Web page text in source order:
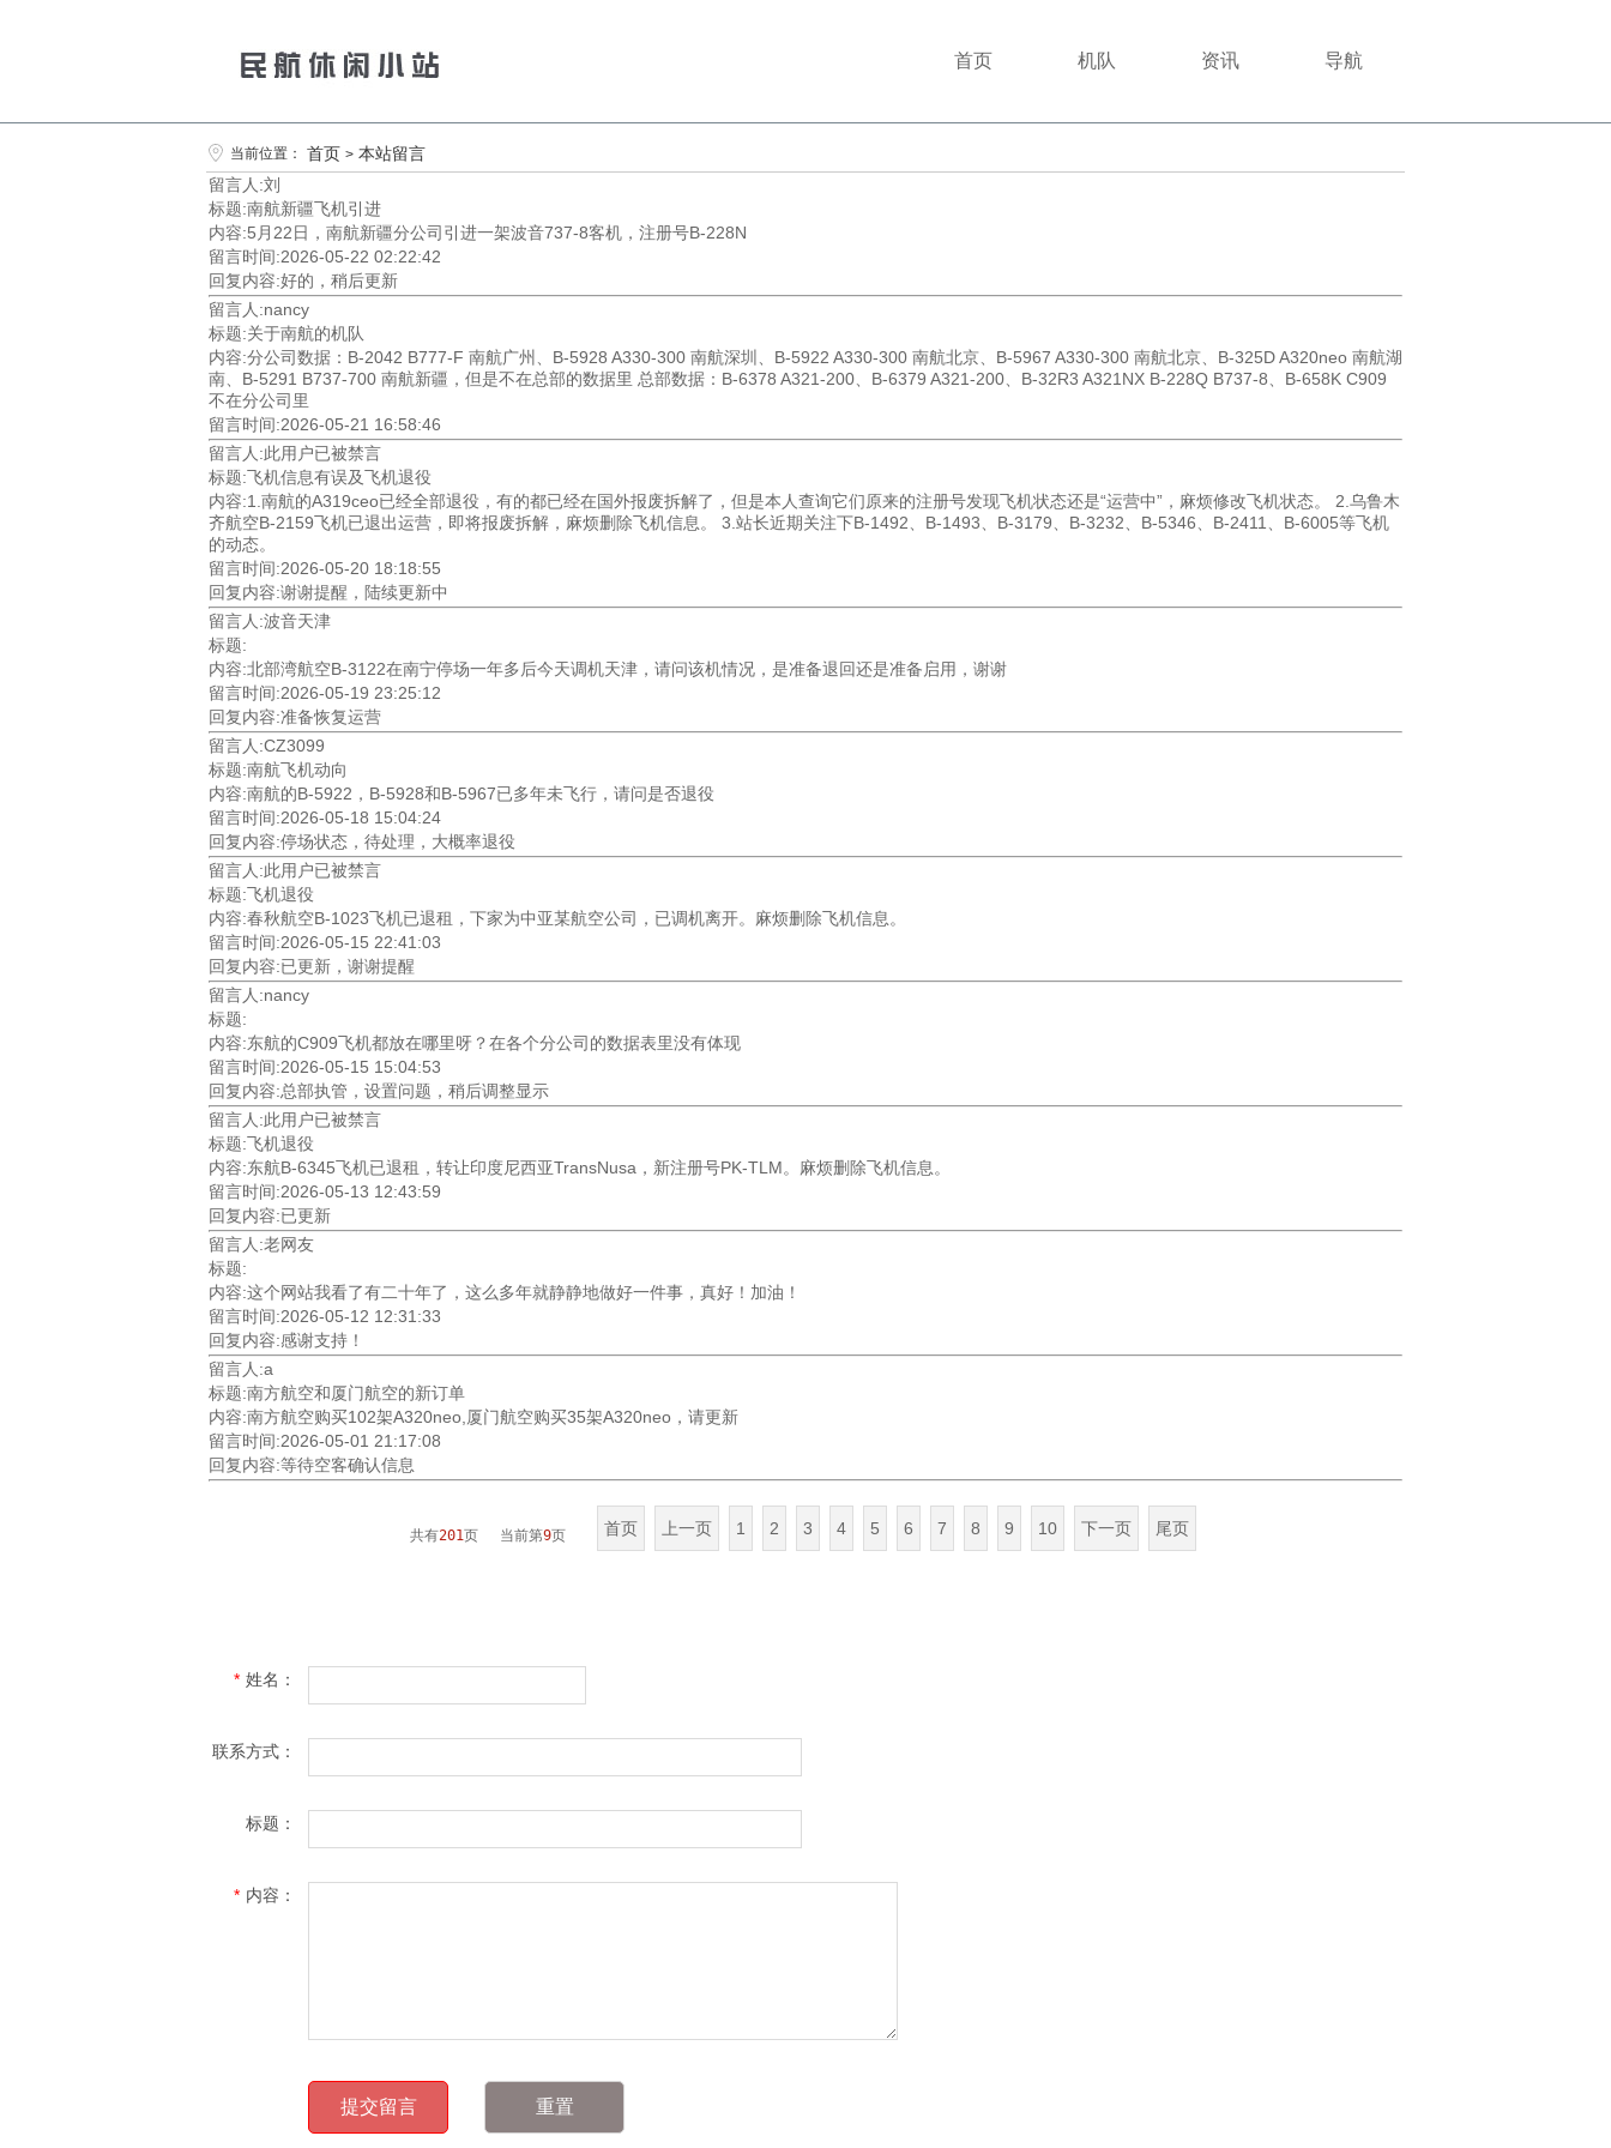
导航
资讯
机队
首页
当前位置： 首页 > 本站留言
留言人:刘
标题:南航新疆飞机引进
内容:5月22日，南航新疆分公司引进一架波音737-8客机，注册号B-228N
留言时间:2026-05-22 02:22:42
回复内容:好的，稍后更新
留言人:nancy
标题:关于南航的机队
内容:分公司数据：B-2042 B777-F 南航广州、B-5928 A330-300 南航深圳、B-5922 A330-300 南航北京、B-5967 A330-300 南航北京、B-325D A320neo 南航湖
南、B-5291 B737-700 南航新疆，但是不在总部的数据里 总部数据：B-6378 A321-200、B-6379 A321-200、B-32R3 A321NX B-228Q B737-8、B-658K C909
不在分公司里
留言时间:2026-05-21 16:58:46
留言人:此用户已被禁言
标题:飞机信息有误及飞机退役
内容:1.南航的A319ceo已经全部退役，有的都已经在国外报废拆解了，但是本人查询它们原来的注册号发现飞机状态还是“运营中”，麻烦修改飞机状态。 2.乌鲁木
齐航空B-2159飞机已退出运营，即将报废拆解，麻烦删除飞机信息。 3.站长近期关注下B-1492、B-1493、B-3179、B-3232、B-5346、B-2411、B-6005等飞机
的动态。
留言时间:2026-05-20 18:18:55
回复内容:谢谢提醒，陆续更新中
留言人:波音天津
标题:
内容:北部湾航空B-3122在南宁停场一年多后今天调机天津，请问该机情况，是准备退回还是准备启用，谢谢
留言时间:2026-05-19 23:25:12
回复内容:准备恢复运营
留言人:CZ3099
标题:南航飞机动向
内容:南航的B-5922，B-5928和B-5967已多年未飞行，请问是否退役
留言时间:2026-05-18 15:04:24
回复内容:停场状态，待处理，大概率退役
留言人:此用户已被禁言
标题:飞机退役
内容:春秋航空B-1023飞机已退租，下家为中亚某航空公司，已调机离开。麻烦删除飞机信息。
留言时间:2026-05-15 22:41:03
回复内容:已更新，谢谢提醒
留言人:nancy
标题:
内容:东航的C909飞机都放在哪里呀？在各个分公司的数据表里没有体现
留言时间:2026-05-15 15:04:53
回复内容:总部执管，设置问题，稍后调整显示
留言人:此用户已被禁言
标题:飞机退役
内容:东航B-6345飞机已退租，转让印度尼西亚TransNusa，新注册号PK-TLM。麻烦删除飞机信息。
留言时间:2026-05-13 12:43:59
回复内容:已更新
留言人:老网友
标题:
内容:这个网站我看了有二十年了，这么多年就静静地做好一件事，真好！加油！
留言时间:2026-05-12 12:31:33
回复内容:感谢支持！
留言人:a
标题:南方航空和厦门航空的新订单
内容:南方航空购买102架A320neo,厦门航空购买35架A320neo，请更新
留言时间:2026-05-01 21:17:08
回复内容:等待空客确认信息
共有201页 当前第9页 首页 上一页 1 2 3 4 5 6 7 8 9 10 下一页 尾页
* 姓名：
联系方式：
标题：
* 内容：